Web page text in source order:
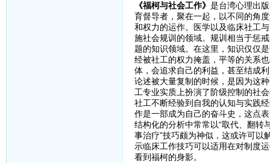
《福柯与社会工作》 是台湾心理出
育督导者，聚在一起，以不同的角
和权力的运作。医学以及临床社工
施社会规训的领域。规训相当于惩
题的知识领域。在这里，知识仅仅
经被社工的权力掩盖，平等的关系
体，会追求自己的利益，甚至结成
论述被大量复制的时候，是因为这
工专业实质上扮演了阶级控制的社
社工不断经验到自我的认知与实践
作是一部成为自己的奋斗史，这点
结构化的分析中常常以“取代、翻转
事治疗”技巧颇为神似，这或许可以
示临床工作技巧可以适用在对制度
看到福柯的身影。